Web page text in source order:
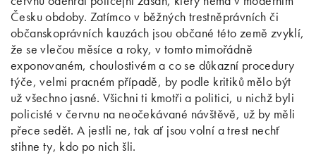
Česku obdoby. Zatímco v běžných trestněprávních či
občanskoprávních kauzách jsou občané této země zvyklí,
že se vlečou měsíce a roky, v tomto mimořádně
exponovaném, choulostivém a co se důkazní procedury
týče, velmi pracném případě, by podle kritiků mělo být
už všechno jasné. Všichni ti kmotři a politici, u nichž byli
policisté v červnu na neočekávané návštěvě, už by měli
přece sedět. A jestli ne, tak ať jsou volní a trest nechť
stihne ty, kdo po nich šli.